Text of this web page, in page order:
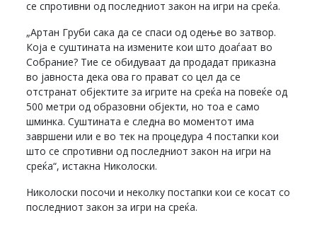
се спротивни од последниот закон на игри на среќа.
„Артан Груби сака да се спаси од одење во затвор.
Која е суштината на измените кои што доаѓаат во
Собрание? Тие се обидуваат да продадат приказна
во јавноста дека ова го прават со цел да се
отстранат објектите за игрите на среќа на повеќе од
500 метри од образовни објекти, но тоа е само
шминка. Суштината е следна во моментот има
завршени или е во тек на процедура 4 постапки кои
што се спротивни од последниот закон на игри на
среќа“, истакна Николоски.
Николоски посочи и неколку постапки кои се косат со
последниот закон за игри на среќа.